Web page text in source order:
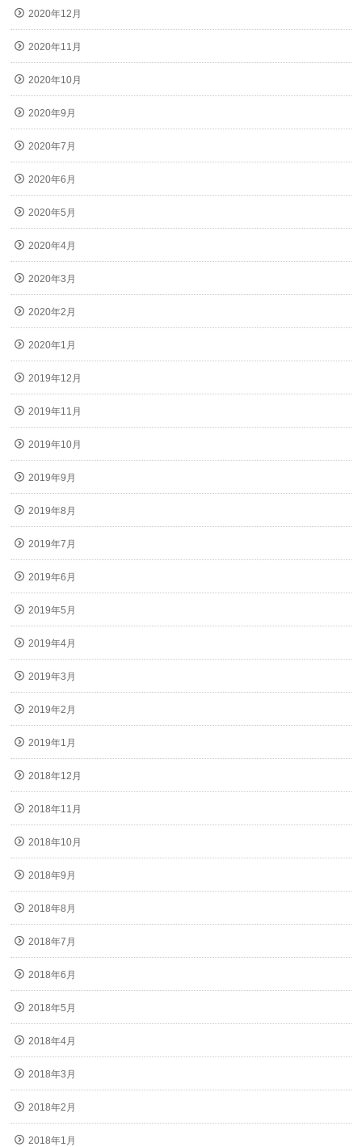
2020年12月
2020年11月
2020年10月
2020年9月
2020年7月
2020年6月
2020年5月
2020年4月
2020年3月
2020年2月
2020年1月
2019年12月
2019年11月
2019年10月
2019年9月
2019年8月
2019年7月
2019年6月
2019年5月
2019年4月
2019年3月
2019年2月
2019年1月
2018年12月
2018年11月
2018年10月
2018年9月
2018年8月
2018年7月
2018年6月
2018年5月
2018年4月
2018年3月
2018年2月
2018年1月